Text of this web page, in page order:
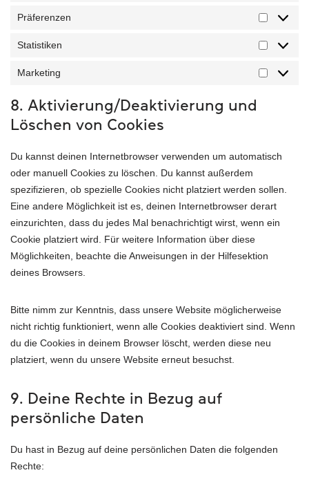
Präferenzen
Statistiken
Marketing
8. Aktivierung/Deaktivierung und
Löschen von Cookies
Du kannst deinen Internetbrowser verwenden um automatisch
oder manuell Cookies zu löschen. Du kannst außerdem
spezifizieren, ob spezielle Cookies nicht platziert werden sollen.
Eine andere Möglichkeit ist es, deinen Internetbrowser derart
einzurichten, dass du jedes Mal benachrichtigt wirst, wenn ein
Cookie platziert wird. Für weitere Information über diese
Möglichkeiten, beachte die Anweisungen in der Hilfesektion
deines Browsers.
Bitte nimm zur Kenntnis, dass unsere Website möglicherweise
nicht richtig funktioniert, wenn alle Cookies deaktiviert sind. Wenn
du die Cookies in deinem Browser löscht, werden diese neu
platziert, wenn du unsere Website erneut besuchst.
9. Deine Rechte in Bezug auf
persönliche Daten
Du hast in Bezug auf deine persönlichen Daten die folgenden
Rechte: